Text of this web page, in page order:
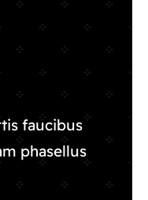
faucibus
phasellus